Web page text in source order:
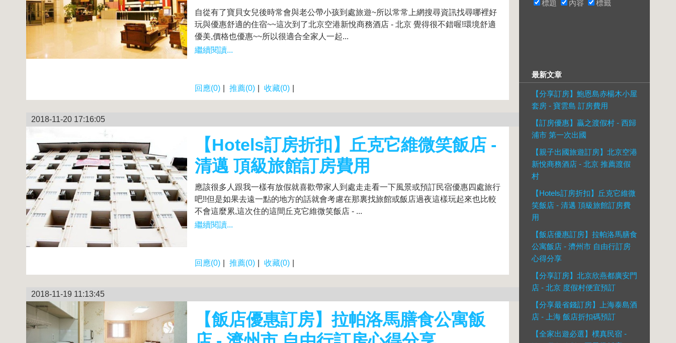
自從有了寶貝女兒後時常會與老公帶小孩到處旅遊~所以常常上網搜尋資訊找尋哪裡好
玩與優惠舒適的住宿~~這次到了北京空港新悅商務酒店 - 北京 覺得很不錯喔!環境舒適
優美,價格也優惠~~所以很適合全家人一起...
繼續閱讀...
回應(0) 推薦(0) 收藏(0)
2018-11-20 17:16:05
【Hotels訂房折扣】丘克它維微笑飯店 -
清邁 頂級旅館訂房費用
應該很多人跟我一樣有放假就喜歡帶家人到處走走看一下風景或預訂民宿優惠四處旅行
吧!!但是如果去遠一點的地方的話就會考慮在那裏找旅館或飯店過夜這樣玩起來也比較
不會這麼累,這次住的這間丘克它維微笑飯店 - ...
繼續閱讀...
回應(0) 推薦(0) 收藏(0)
2018-11-19 11:13:45
【飯店優惠訂房】拉帕洛馬膳食公寓飯
標題 內容 標籤
最新文章
【分享訂房】鮑恩島赤楊木小屋
套房 - 寶雲島 訂房費用
【訂房優惠】贏之渡假村 - 西歸
浦市 第一次出國
【親子出國旅遊訂房】北京空港
新悅商務酒店 - 北京 推薦渡假
村
【Hotels訂房折扣】丘克它維微
笑飯店 - 清邁 頂級旅館訂房費
用
【飯店優惠訂房】拉帕洛馬膳食
公寓飯店 - 濟州市 自由行訂房
心得分享
【分享訂房】北京欣燕都廣安門
店 - 北京 度假村便宜預訂
【分享最省錢訂房】上海泰島酒
店 - 上海 飯店折扣碼預訂
【全家出遊必選】樸真民宿 -